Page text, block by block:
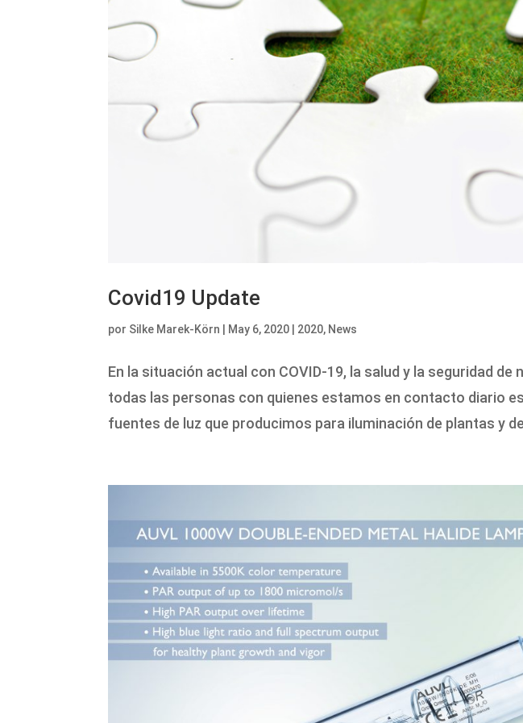
Covid19 Update
por Silke Marek-Körn | May 6, 2020 | 2020, News
En la situación actual con COVID-19, la salud y la seguridad
todas las personas con quienes estamos en contacto diario
fuentes de luz que producimos para iluminación de plantas y